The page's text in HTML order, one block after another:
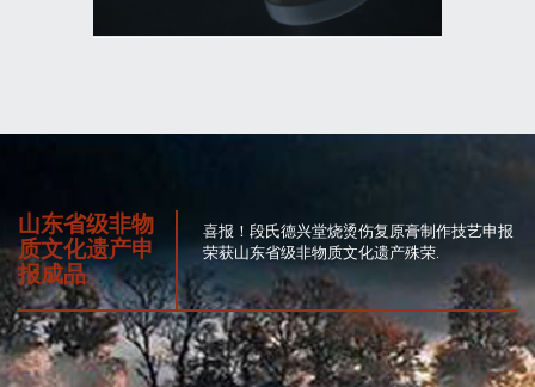
山东省级非物
质文化遗产申
报成品
喜报！段氏德兴堂烧烫伤复原膏制作技艺申报
荣获山东省级非物质文化遗产殊荣.